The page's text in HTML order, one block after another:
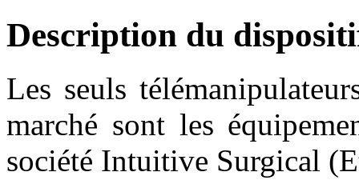
Description du
Les seuls
marché sont les
société Intuitive Surgical